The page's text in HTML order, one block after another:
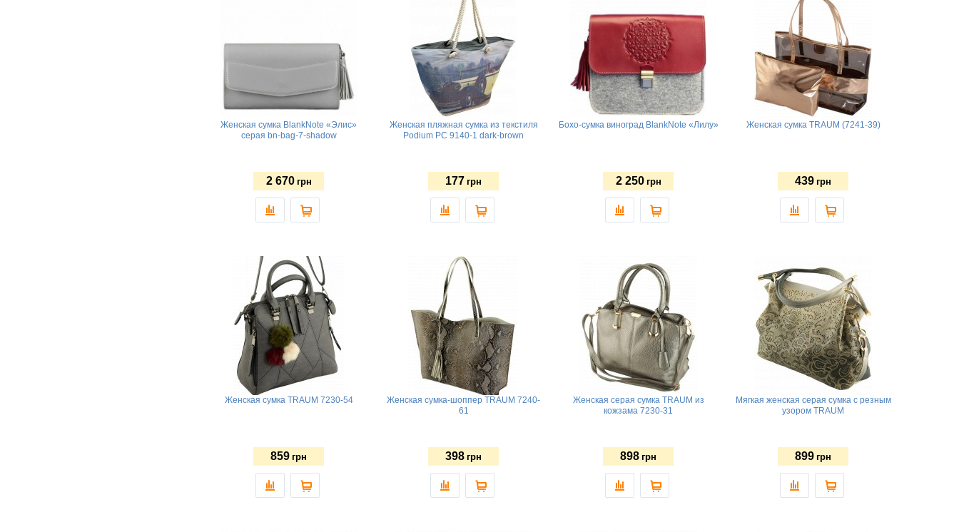
Женская сумка BlankNote «Элис»
серая bn-bag-7-shadow
2 670 грн
Женская пляжная сумка из текстиля
Podium PC 9140-1 dark-brown
177 грн
Бохо-сумка виноград BlankNote «Лилу»
2 250 грн
Женская сумка TRAUM (7241-39)
439 грн
Женская сумка TRAUM 7230-54
859 грн
Женская сумка-шоппер TRAUM 7240-
61
398 грн
Женская серая сумка TRAUM из
кожзама 7230-31
898 грн
Мягкая женская серая сумка с резным
узором TRAUM
899 грн